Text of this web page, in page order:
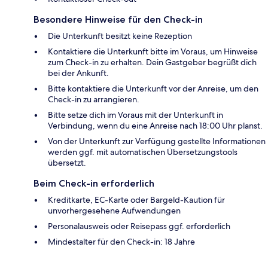
Besondere Hinweise für den Check-in
Die Unterkunft besitzt keine Rezeption
Kontaktiere die Unterkunft bitte im Voraus, um Hinweise
zum Check-in zu erhalten. Dein Gastgeber begrüßt dich
bei der Ankunft.
Bitte kontaktiere die Unterkunft vor der Anreise, um den
Check-in zu arrangieren.
Bitte setze dich im Voraus mit der Unterkunft in
Verbindung, wenn du eine Anreise nach 18:00 Uhr planst.
Von der Unterkunft zur Verfügung gestellte Informationen
werden ggf. mit automatischen Übersetzungstools
übersetzt.
Beim Check-in erforderlich
Kreditkarte, EC-Karte oder Bargeld-Kaution für
unvorhergesehene Aufwendungen
Personalausweis oder Reisepass ggf. erforderlich
Mindestalter für den Check-in: 18 Jahre